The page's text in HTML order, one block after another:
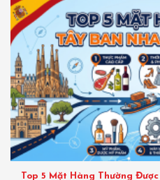
Top 5 Mặt Hàng Thường